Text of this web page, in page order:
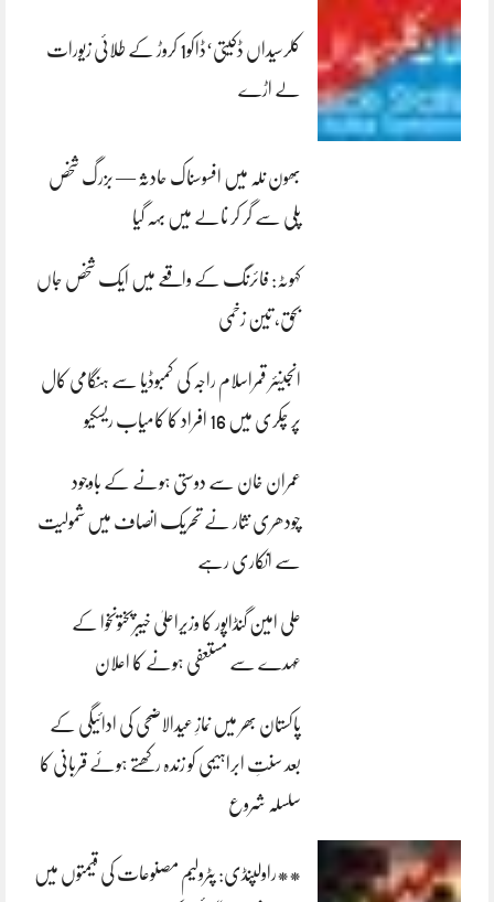
کلرسیداں ڈکیتی‘ڈاکو1 کروڑ کے طلائی زیورات
لے اڑے
بھون نلہ میں افسوسناک حادثہ — بزرگ شخص
پلی سے گر کر نالے میں بہہ گیا
کہوٹہ: فائرنگ کے واقعے میں ایک شخص جاں
بحق، تین زخمی
انجینئر قمراسلام راجہ کی کمبوڈیا سے ہنگامی کال
پر چکری میں 16 افراد کا کامیاب ریسکیو
عمران خان سے دوستی ہونے کے باوجود
چودھری نثار نے تحریک انصاف میں شمولیت
سے انکاری رہے
علی امین گنڈاپور کا وزیراعلیٰ خیبرپختونخوا کے
عہدے سے مستعفی ہونے کا اعلان
پاکستان بھر میں نمازِ عیدالاضحی کی ادائیگی کے
بعد سنتِ ابراہیمی کو زندہ رکھتے ہوئے قربانی کا
سلسلہ شروع
**راولپنڈی: پٹرولیم مصنوعات کی قیمتوں میں